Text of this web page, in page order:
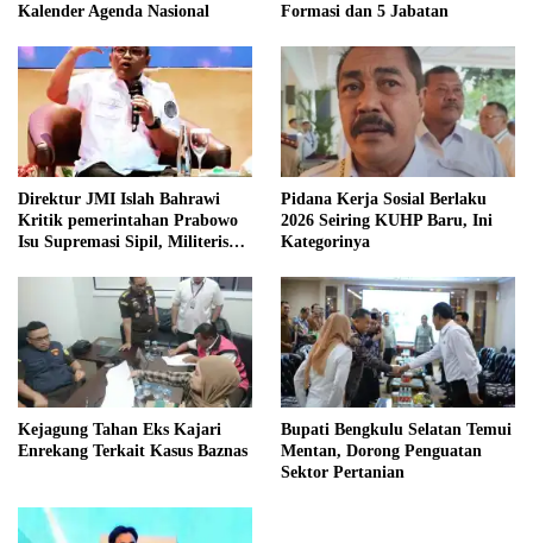
Kalender Agenda Nasional Formasi dan 5 Jabatan
Direktur JMI Islah Bahrawi
Kritik pemerintahan Prabowo
Isu Supremasi Sipil, Militerisasi,
Pidana Kerja Sosial Berlaku
2026 Seiring KUHP Baru, Ini
Kategorinya
Kejagung Tahan Eks Kajari
Enrekang Terkait Kasus Baznas
Bupati Bengkulu Selatan Temui
Mentan, Dorong Penguatan
Sektor Pertanian